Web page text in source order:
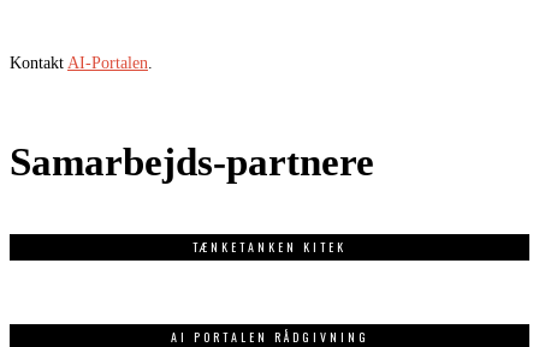
Kontakt AI-Portalen
Samarbejds-partnere
TÆNKETANKEN KITEK
AI PORTALEN RÅDGIVNING